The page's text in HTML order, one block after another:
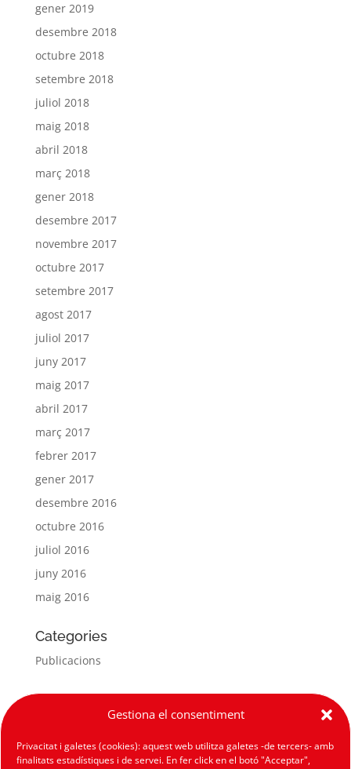
Gestiona el consentiment
Privacitat i galetes (cookies): aquest web utilitza galetes -de tercers- amb
finalitats estadístiques i de servei. En fer click en el botó "Acceptar",
gener 2019
desembre 2018
octubre 2018
setembre 2018
juliol 2018
maig 2018
abril 2018
març 2018
gener 2018
desembre 2017
novembre 2017
octubre 2017
setembre 2017
agost 2017
juliol 2017
juny 2017
maig 2017
abril 2017
març 2017
febrer 2017
gener 2017
desembre 2016
octubre 2016
juliol 2016
juny 2016
maig 2016
Categories
Publicacions
Meta
Canal de les entrades